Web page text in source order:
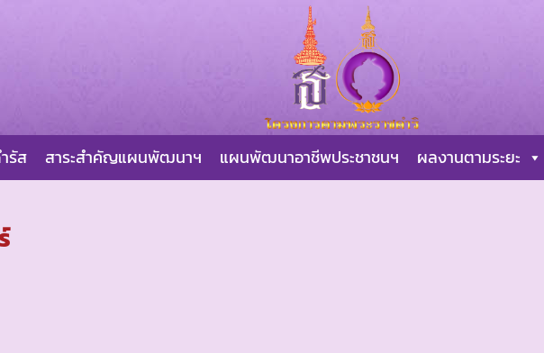
รัส สาระสำคัญแผนพัฒนาฯ แผนพัฒนาอาชีพประชาชนฯ ผลงานตามระยะ